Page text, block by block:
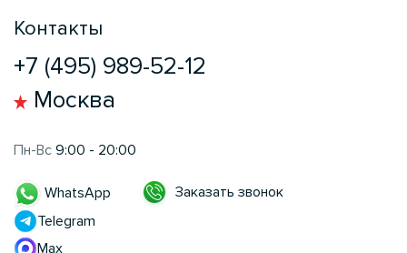
Контакты
+7 (495) 989-52-12
Москва
Пн-Вс 9:00 - 20:00
WhatsApp
Telegram
Max
Заказать звонок